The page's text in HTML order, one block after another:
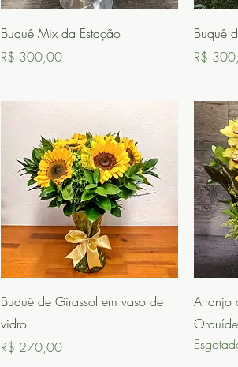
Visualização rápida
Buquê Mix da Estação
Preço
R$ 300,00
Buquê
Preço
R$
Visualização rápida
Buquê de Girassol em vaso de
vidro
Preço
R$ 270,00
Arranjo